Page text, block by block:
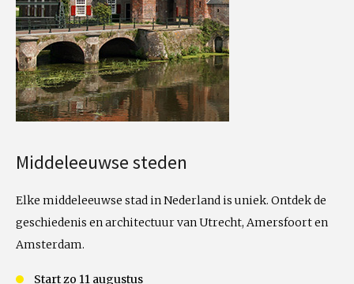
Middeleeuwse steden
Elke middeleeuwse stad in Nederland is uniek. Ontdek de
geschiedenis en architectuur van Utrecht, Amersfoort en
Amsterdam.
Start zo 11 augustus